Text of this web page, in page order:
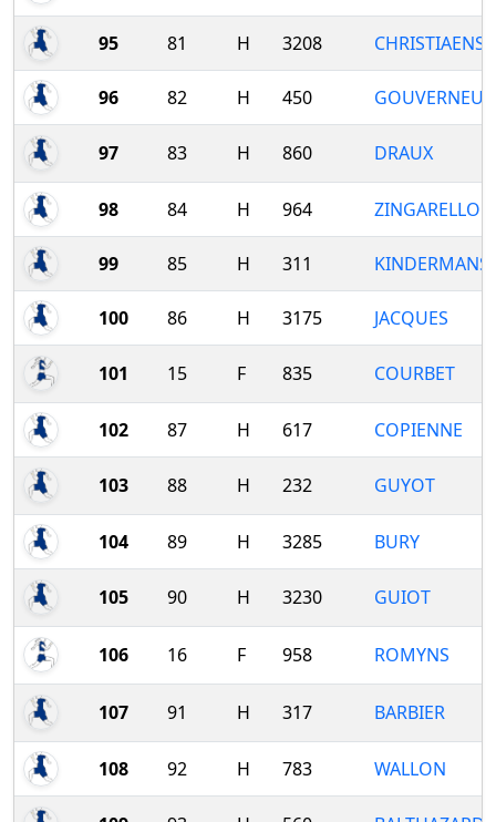
95 81 H 3208 CHRISTIAENS
96 82 H 450 GOUVERNEUR
97 83 H 860 DRAUX
98 84 H 964 ZINGARELLO
99 85 H 311 KINDERMANS
100 86 H 3175 JACQUES
101 15 F 835 COURBET
102 87 H 617 COPIENNE
103 88 H 232 GUYOT
104 89 H 3285 BURY
105 90 H 3230 GUIOT
106 16 F 958 ROMYNS
107 91 H 317 BARBIER
108 92 H 783 WALLON